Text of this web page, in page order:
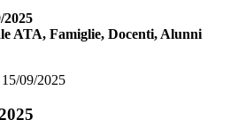
2025
ATA, Famiglie, Docenti, Alunni
09/2025